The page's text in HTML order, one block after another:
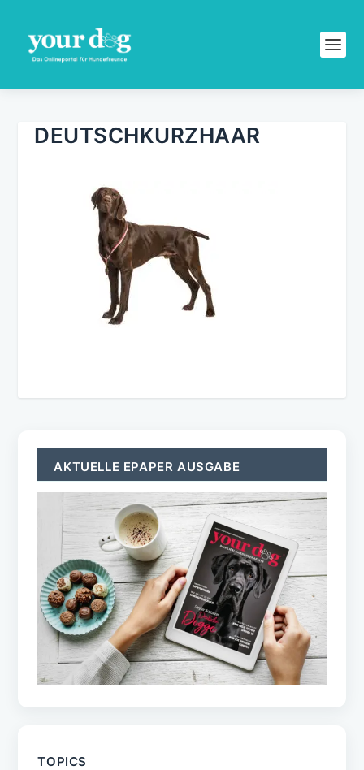
DEUTSCHKURZHAAR
AKTUELLE EPAPER AUSGABE
TOPICS